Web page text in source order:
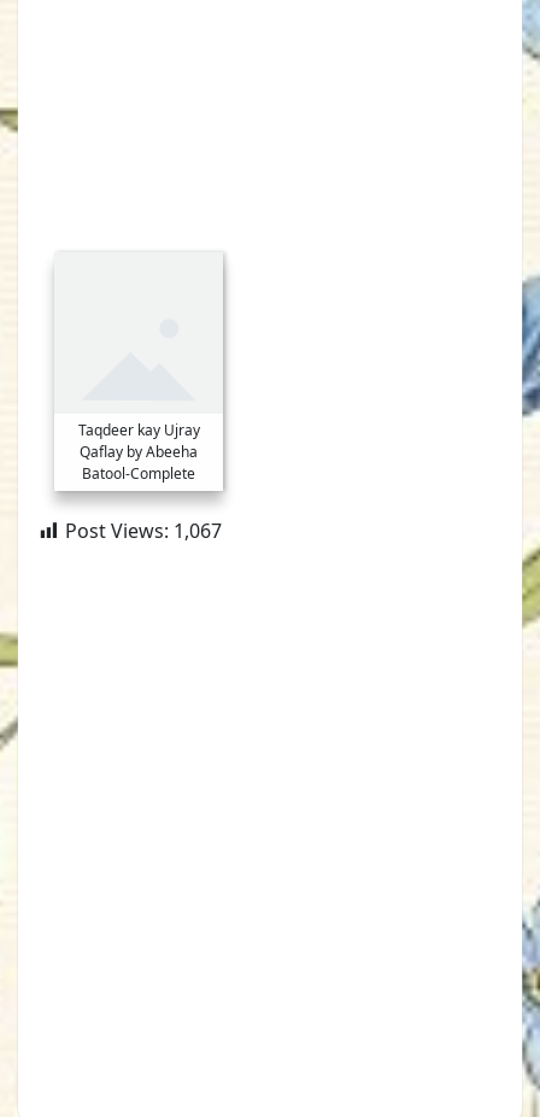
Taqdeer kay Ujray
Qaflay by Abeeha
Batool-Complete
Post Views: 1,067